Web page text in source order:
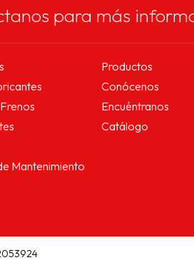
para más
Mantenimiento
Productos
Conócenos
Encuéntranos
Catálogo